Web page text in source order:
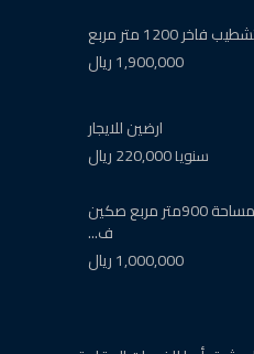
1200 متر مربع
1,900,000 ريال
ارضين للايجار
سنويا220,000 ريال
أرض للبيع بمساحة 900متر مربع صكين
ف...
1,000,000 ريال